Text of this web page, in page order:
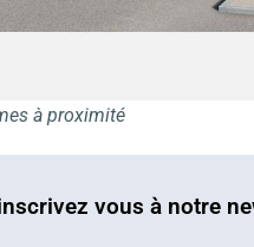
à proximité
vous à notre